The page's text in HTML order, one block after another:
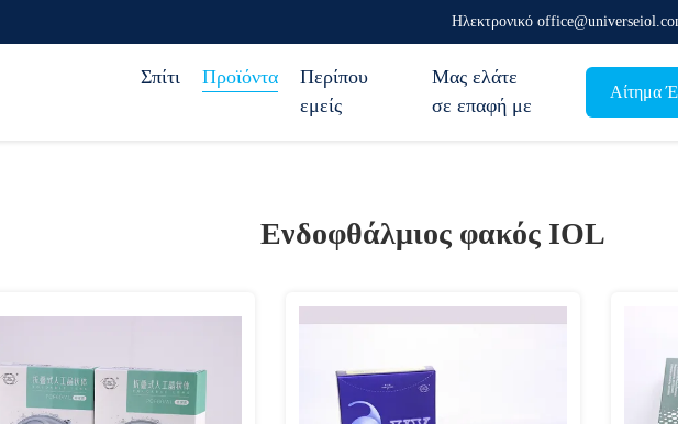
Ηλεκτρονικό
Σπίτι Προϊόντα
Περίπου
εμείς
Μας ελάτε
σε επαφή με
Αίτημα
Ενδοφθάλμιος φακός IOL